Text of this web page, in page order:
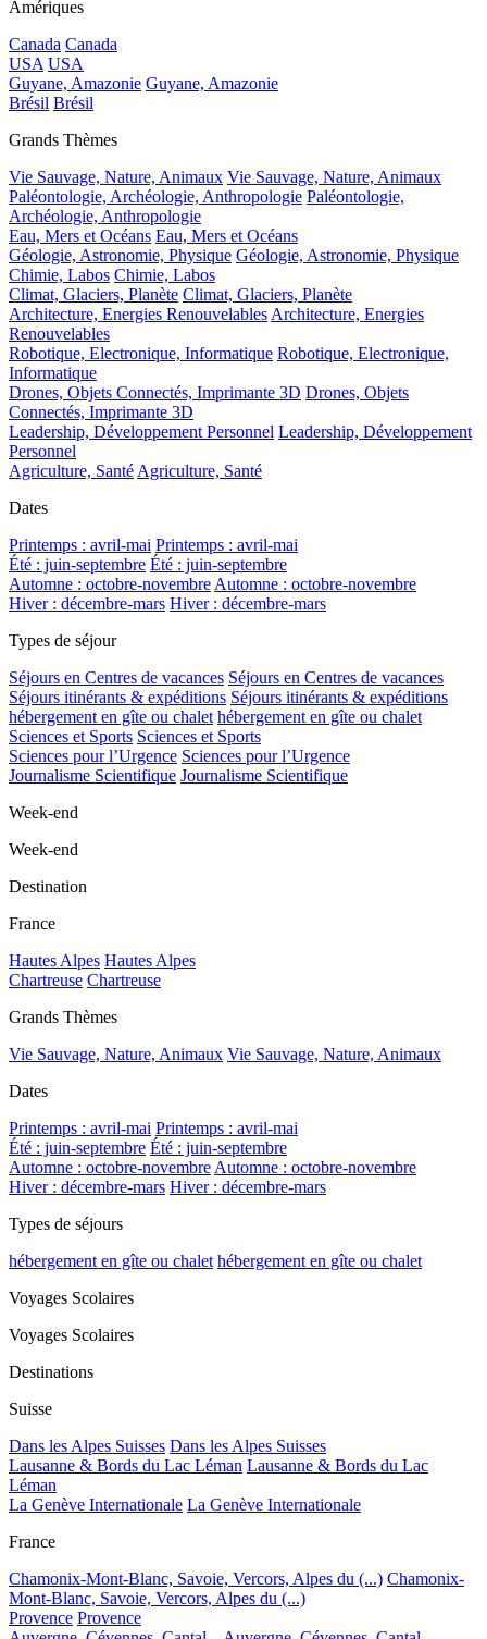
Amériques
Canada Canada
USA USA
Guyane, Amazonie Guyane, Amazonie
Brésil Brésil
Grands Thèmes
Vie Sauvage, Nature, Animaux Vie Sauvage, Nature, Animaux
Paléontologie, Archéologie, Anthropologie Paléontologie,
Archéologie, Anthropologie
Eau, Mers et Océans Eau, Mers et Océans
Géologie, Astronomie, Physique Géologie, Astronomie, Physique
Chimie, Labos Chimie, Labos
Climat, Glaciers, Planète Climat, Glaciers, Planète
Architecture, Energies RenouvelablesArchitecture, Energies
Renouvelables
Robotique, Electronique, Informatique Robotique, Electronique,
Informatique
Drones, Objets Connectés, Imprimante 3D Drones, Objets
Connectés, Imprimante 3D
Leadership, Développement Personnel Leadership, Développement
Personnel
Agriculture, SantéAgriculture, Santé
Dates
Printemps : avril-mai Printemps : avril-mai
Été : juin-septembre Été : juin-septembre
Automne : octobre-novembreAutomne : octobre-novembre
Hiver : décembre-mars Hiver : décembre-mars
Types de séjour
Séjours en Centres de vacances Séjours en Centres de vacances
Séjours itinérants & expéditions Séjours itinérants & expéditions
hébergement en gîte ou chalet hébergement en gîte ou chalet
Sciences et Sports Sciences et Sports
Sciences pour l’Urgence Sciences pour l’Urgence
Journalisme Scientifique Journalisme Scientifique
Week-end
Week-end
Destination
France
Hautes Alpes Hautes Alpes
Chartreuse Chartreuse
Grands Thèmes
Vie Sauvage, Nature, Animaux Vie Sauvage, Nature, Animaux
Dates
Printemps : avril-mai Printemps : avril-mai
Été : juin-septembre Été : juin-septembre
Automne : octobre-novembreAutomne : octobre-novembre
Hiver : décembre-mars Hiver : décembre-mars
Types de séjours
hébergement en gîte ou chalet hébergement en gîte ou chalet
Voyages Scolaires
Voyages Scolaires
Destinations
Suisse
Dans les Alpes Suisses Dans les Alpes Suisses
Lausanne & Bords du Lac Léman Lausanne & Bords du Lac
Léman
La Genève Internationale La Genève Internationale
France
Chamonix-Mont-Blanc, Savoie, Vercors, Alpes du (...) Chamonix-
Mont-Blanc, Savoie, Vercors, Alpes du (...)
Provence Provence